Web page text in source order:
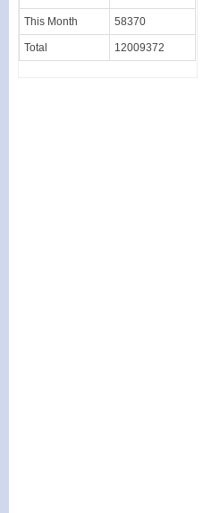
This Month 58370
Total 12009372